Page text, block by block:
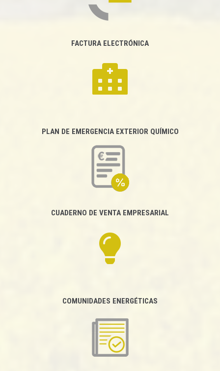
FACTURA ELECTRÓNICA
PLAN DE EMERGENCIA EXTERIOR QUÍMICO
CUADERNO DE VENTA EMPRESARIAL
COMUNIDADES ENERGÉTICAS